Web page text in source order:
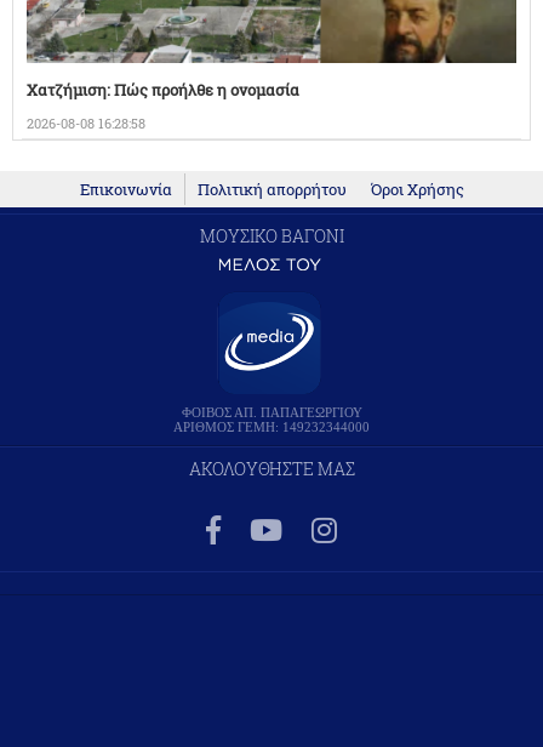
Χατζήμιση: Πώς προήλθε η ονομασία
2026-08-08 16:28:58
Επικοινωνία Πολιτική απορρήτου Όροι Χρήσης
ΜΟΥΣΙΚΟ ΒΑΓΟΝΙ
ΦΟΙΒΟΣ ΑΠ. ΠΑΠΑΓΕΩΡΓΙΟΥ
ΑΡΙΘΜΟΣ ΓΕΜΗ: 149232344000
ΑΚΟΛΟΥΘΗΣΤΕ ΜΑΣ